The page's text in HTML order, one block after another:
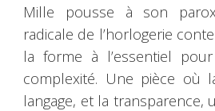
Mille pousse à son
radicale de l’horlogerie
la forme à l’essentiel
complexité. Une pièce où
langage, et la transparence,